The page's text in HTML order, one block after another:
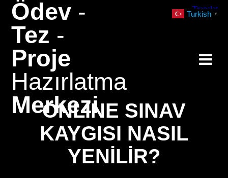
Ödev -
Tez -
Proje
Hazırlatma
Merkezi
ONLINE SINAV
KAYGISI NASIL
YENILIR?
Turkish ▼